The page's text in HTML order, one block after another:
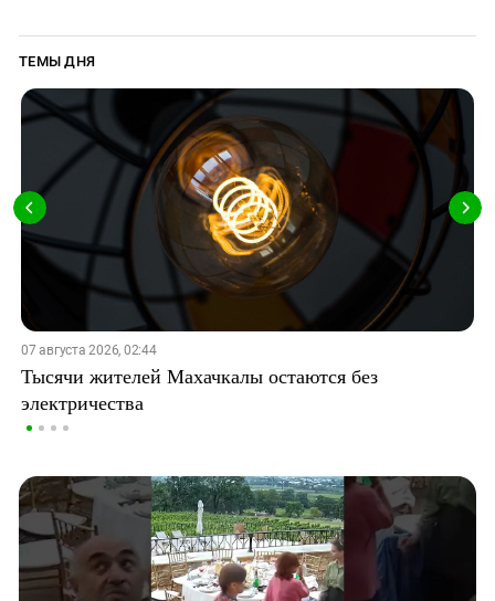
ТЕМЫ ДНЯ
07 августа 2026, 02:44
Тысячи жителей Махачкалы остаются без
электричества